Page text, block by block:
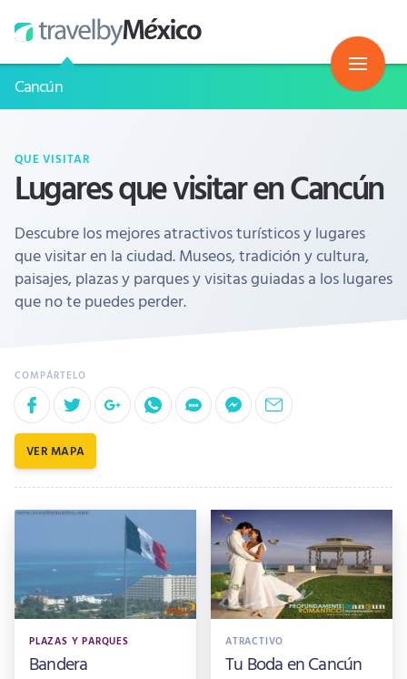
Cancún
QUE VISITAR
Lugares que visitar en Cancún
Descubre los mejores atractivos turísticos y lugares
que visitar en la ciudad. Museos, tradición y cultura,
paisajes, plazas y parques y visitas guiadas a los lugares
que no te puedes perder.
VER MAPA
PLAZAS Y PARQUES
Bandera
ATRACTIVO
Tu Boda en Cancún